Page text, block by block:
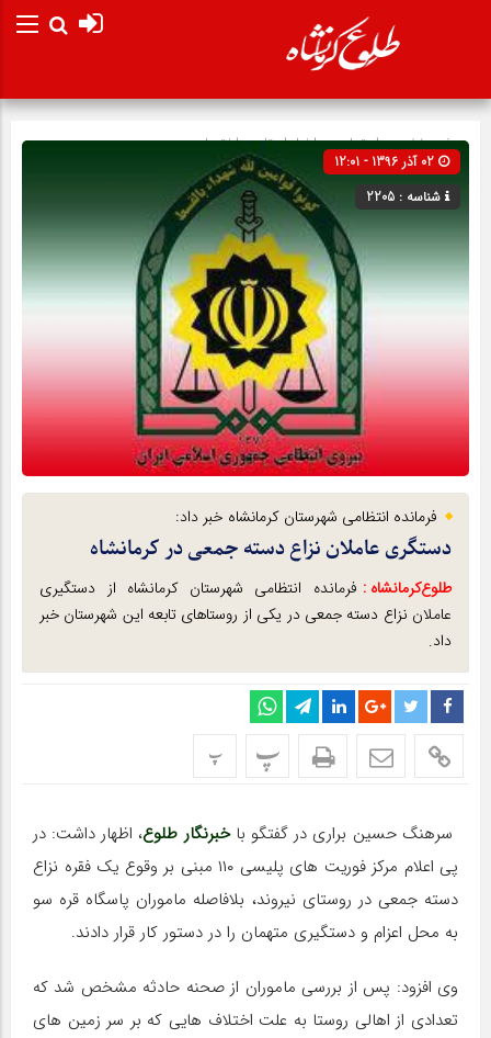
صفحه نخستاجتماعی»اخبار استان»اختصاصی
شناسه : 2205
فرمانده انتظامی شهرستان کرمانشاه خبر داد:
دستگری عاملان نزاع دسته جمعی در کرمانشاه
طلوع‌‌کرمانشاه : فرمانده انتظامی شهرستان کرمانشاه از دستگیری
عاملان نزاع دسته جمعی در یکی از روستاهای تابعه این شهرستان خبر
داد.
پ پ
سرهنگ حسین براری در گفتگو باخبرنگار طلوع، اظهار داشت: در
پی اعلام مرکز فوریت های پلیسی ۱۱۰ مبنی بر وقوع یک فقره نزاع
دسته جمعی در روستای نیروند، بلافاصله ماموران پاسگاه قره سو
به محل اعزام و دستگیری متهمان را در دستور کار قرار دادند.
وی افزود: پس از بررسی ماموران از صحنه حادثه مشخص شد که
تعدادی از اهالی روستا به علت اختلاف هایی که بر سر زمین های